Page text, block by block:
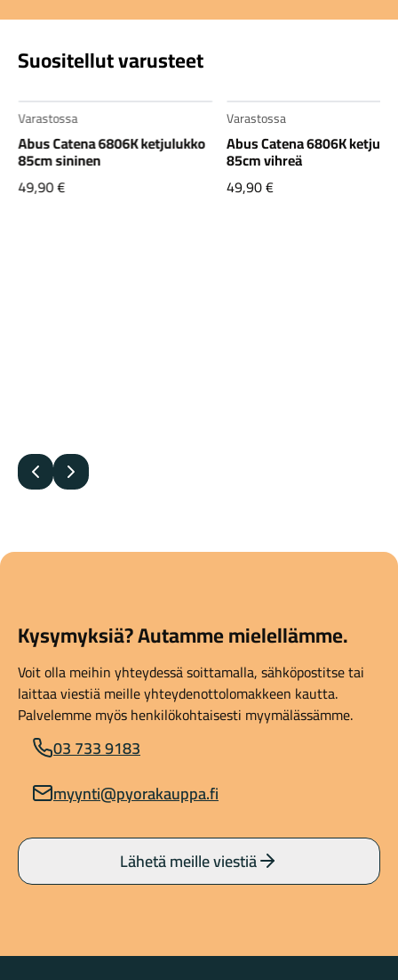
Suositellut varusteet
Varastossa
Abus Catena 6806K ketjulukko
85cm sininen
49,90€
Varastossa
Abus Catena 6806K
85cm vihreä
49,90€
Edellinen
Seuraava
Kysymyksiä? Autamme mielellämme.
Voit olla meihin yhteydessä soittamalla, sähköpostitse tai
laittaa viestiä meille yhteydenottolomakkeen kautta.
Palvelemme myös henkilökohtaisesti myymälässämme.
03 733 9183
myynti@pyorakauppa.fi
Lähetä meille viestiä